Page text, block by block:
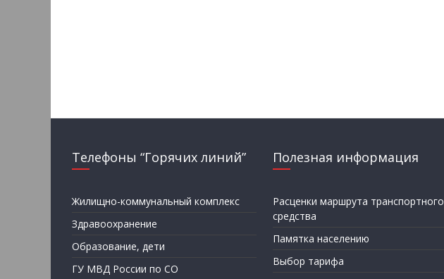
Телефоны “Горячих линий”
Жилищно-коммунальный комплекс
Здравоохранение
Образование, дети
ГУ МВД России по СО
Полезная информация
Расценки маршрута транспортного
средства
Памятка населению
Выбор тарифа